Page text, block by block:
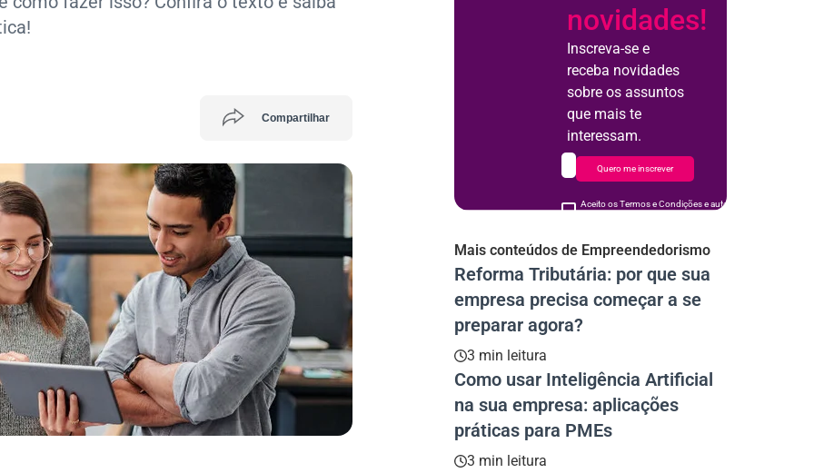
Compartilhar
novidades!
Inscreva-se e
receba novidades
sobre os assuntos
que mais te
interessam.
Aceito os Termos e Condições e autorizo o uso de meus
Quero me inscrever
Mais conteúdos de Empreendedorismo
Reforma Tributária: por que sua
empresa precisa começar a se
preparar agora?
3 min leitura
Como usar Inteligência Artificial
na sua empresa: aplicações
práticas para PMEs
3 min leitura